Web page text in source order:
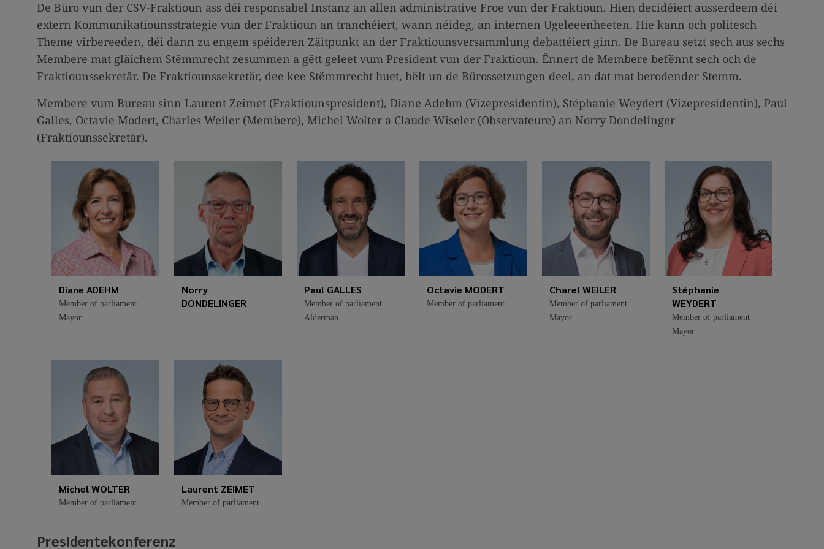
De Büro vun der CSV-Fraktioun ass déi responsabel Instanz an allen administrative Froe vun der Fraktioun. Hien decidéiert ausserdeem déi
extern Kommunikatiounsstrategie vun der Fraktioun an tranchéiert, wann néideg, an internen Ugeleeënheeten. Hie kann och politesch
Theme virbereeden, déi dann zu engem spéideren Zäitpunkt an der Fraktiounsversammlung debattéiert ginn. De Bureau setzt sech aus sechs
Membere mat gläichem Stëmmrecht zesummen a gëtt geleet vum President vun der Fraktioun. Ënnert de Membere befënnt sech och de
Fraktiounssekretär. De Fraktiounssekretär, dee kee Stëmmrecht huet, hëlt un de Bürossetzungen deel, an dat mat berodender Stemm.
Membere vum Bureau sinn Laurent Zeimet (Fraktiounspresident), Diane Adehm (Vizepresidentin), Stéphanie Weydert (Vizepresidentin), Paul
Galles, Octavie Modert, Charles Weiler (Membere), Michel Wolter a Claude Wiseler (Observateure) an Norry Dondelinger
(Fraktiounssekretär).
Diane ADEHM
Member of parliament
Mayor
Norry
DONDELINGER
Paul GALLES
Member of parliament
Alderman
Octavie MODERT
Member of parliament
Charel WEILER
Member of parliament
Mayor
Stéphanie
WEYDERT
Member of parliament
Mayor
Michel WOLTER
Member of parliament
Laurent ZEIMET
Member of parliament
Presidentekonferenz